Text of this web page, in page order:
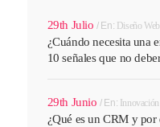
29th JulioEn: Diseño Web
¿Cuándo necesita una
10 señales que no
29th JunioEn: Innovación
¿Qué es un CRM y